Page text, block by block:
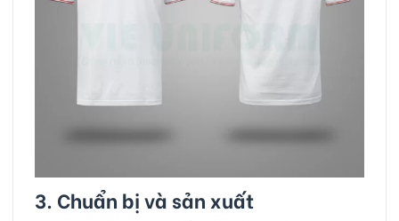
3. Chuẩn bị và sản xuất